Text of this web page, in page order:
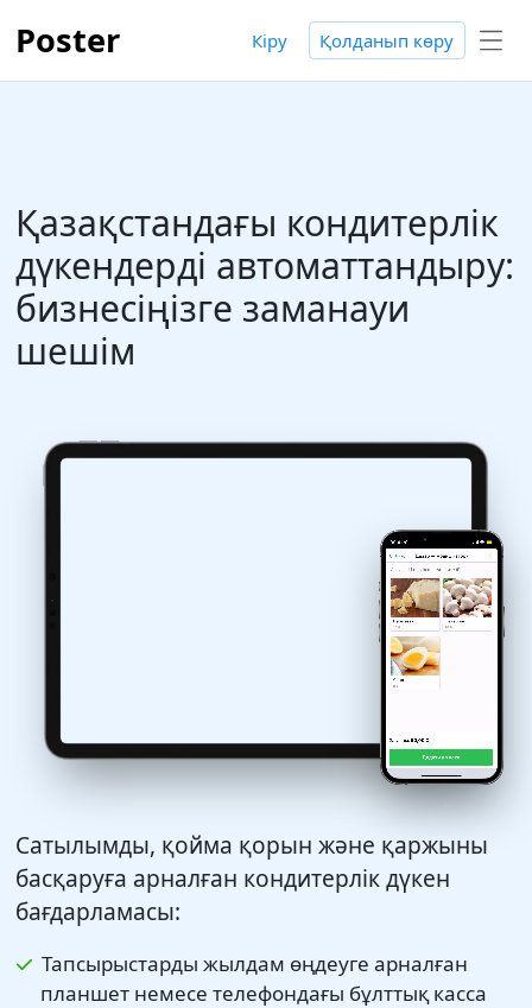
Poster Кіру Қолданып көру
Қазақстандағы кондитерлік
дүкендерді автоматтандыру:
бизнесіңізге заманауи
шешім
Сатылымды, қойма қорын және қаржыны
басқаруға арналған кондитерлік дүкен
бағдарламасы:
Тапсырыстарды жылдам өңдеуге арналған
планшет немесе телефондағы бұлттық касса